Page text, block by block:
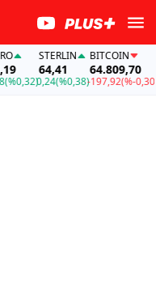
STERLIN
64,41
0,24(%0,38)
BITCOIN
64.809,70
-197,92(%-0,30)